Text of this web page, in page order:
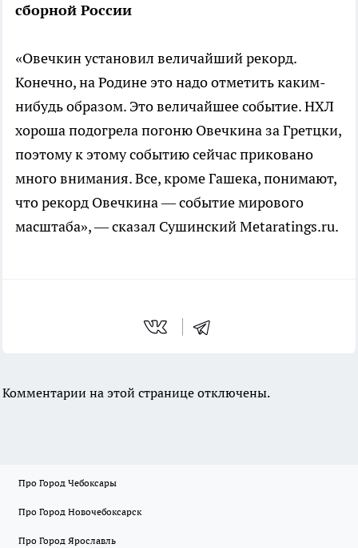
сборной России
«Овечкин установил величайший рекорд.
Конечно, на Родине это надо отметить каким-
нибудь образом. Это величайшее событие. НХЛ
хороша подогрела погоню Овечкина за Гретцки,
поэтому к этому событию сейчас приковано
много внимания. Все, кроме Гашека, понимают,
что рекорд Овечкина — событие мирового
масштаба», — сказал Сушинский Metaratings.ru.
Комментарии на этой странице отключены.
Про Город Чебоксары
Про Город Новочебоксарск
Про Город Ярославль